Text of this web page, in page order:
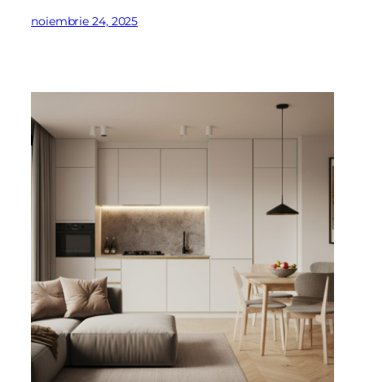
noiembrie 24, 2025